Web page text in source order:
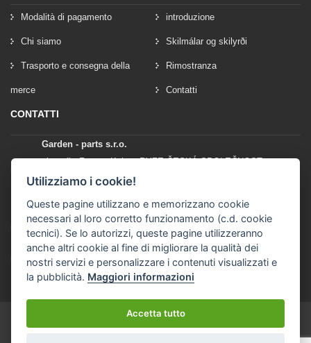
Modalità di pagamento introduzione
Chi siamo Skilmálar og skilyrði
Trasporto e consegna della
merce
Rimostranza
Contatti
CONTATTI
Garden - parts s.r.o.
vlastník: Roman Kylar - RYZE ČESKÁ SPOLEČNOST
Mladějov na Moravě 153
+420 777 96 96 03
info@garden-parts.cz
Utilizziamo i cookie!
Queste pagine utilizzano e memorizzano cookie
necessari al loro corretto funzionamento (c.d. cookie
tecnici). Se lo autorizzi, queste pagine utilizzeranno
anche altri cookie al fine di migliorare la qualità dei
nostri servizi e personalizzare i contenuti visualizzati e
la pubblicità. Maggiori informazioni
Accetta tutto